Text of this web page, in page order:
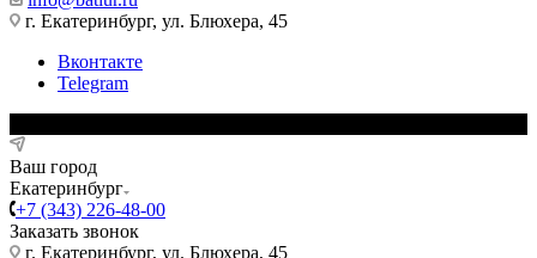
г. Екатеринбург, ул. Блюхера, 45
Вконтакте
Telegram
Ваш город
Екатеринбург
+7 (343) 226-48-00
Заказать звонок
г. Екатеринбург, ул. Блюхера, 45